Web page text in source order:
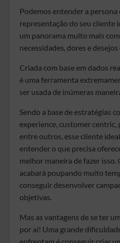
Podemos entender a persona
representação do seu cliente
um panorama muito mais
necessidades, dores e
Criada com base em dados
é uma ferramenta
ser usada de inúmeras
Sendo a base de estratégias
experience, customer
entre outros, esse cliente
entender o que precisa
melhor maneira de fazer isso.
acabará poupando muito
conseguir desenvolver
objetivas.
Mas as vantagens de se ter
por aí! Uma grande
enfrentam é conseguir criar